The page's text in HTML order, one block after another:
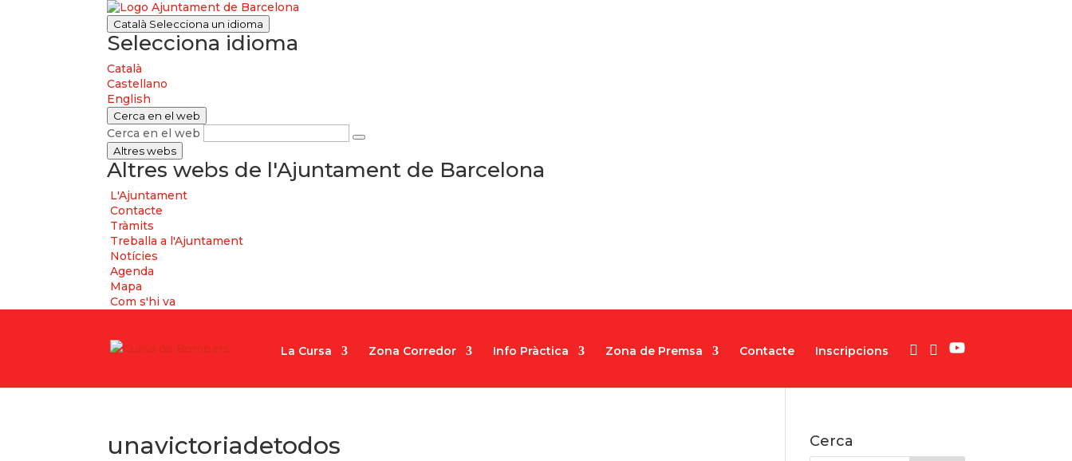
Català Selecciona un idioma
Selecciona idioma
Català
Castellano
English
Cerca en el web
Cerca en el web
Altres webs
Altres webs de l'Ajuntament de Barcelona
L'Ajuntament
Contacte
Tràmits
Treballa a l'Ajuntament
Notícies
Agenda
Mapa
Com s'hi va
La Cursa Zona Corredor Info Pràctica Zona de Premsa Contacte Inscripcions
unavictoriadetodos Cerca